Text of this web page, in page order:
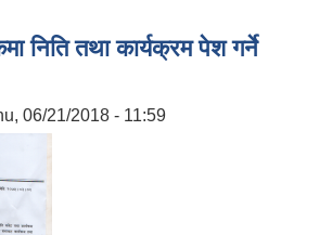
निति तथा कार्यक्रम पेश गर्ने
06/21/2018 - 11:59